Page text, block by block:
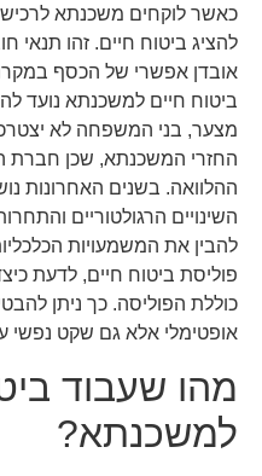
כאשר לוקחים משכנתא
להציג ביטוח חיים. זהו תנאי
אובדן אפשרי של הכסף
ביטוח חיים למשכנתא נועד
מצער, בני המשפחה לא
החזרי המשכנתא, שכן חברת
ההלוואה. בשנים האחרונות
השינויים הרגולטוריים
להבין את המשמעויות
פוליסת ביטוח חיים, לדעת
כוללת הפוליסה. כך ניתן
אופטימלי אלא גם שקט נפשי
מהו שעבוד
למשכנתא?